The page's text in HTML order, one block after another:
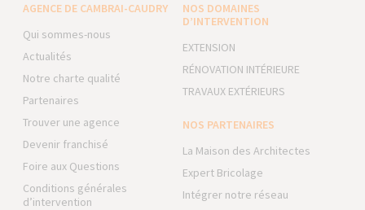
AGENCE DE CAMBRAI-CAUDRY
Qui sommes-nous
Actualités
Notre charte qualité
Partenaires
Trouver une agence
Devenir franchisé
Foire aux Questions
Conditions générales
d’intervention
NOS DOMAINES
D’INTERVENTION
EXTENSION
RÉNOVATION INTÉRIEURE
TRAVAUX EXTÉRIEURS
NOS PARTENAIRES
La Maison des Architectes
Expert Bricolage
Intégrer notre réseau